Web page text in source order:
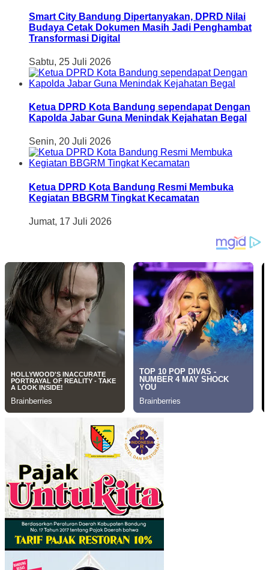
Smart City Bandung Dipertanyakan, DPRD Nilai
Budaya Cetak Dokumen Masih Jadi Penghambat
Transformasi Digital
Sabtu, 25 Juli 2026
Ketua DPRD Kota Bandung sependapat Dengan
Kapolda Jabar Guna Menindak Kejahatan Begal
Senin, 20 Juli 2026
Ketua DPRD Kota Bandung Resmi Membuka
Kegiatan BBGRM Tingkat Kecamatan
Jumat, 17 Juli 2026